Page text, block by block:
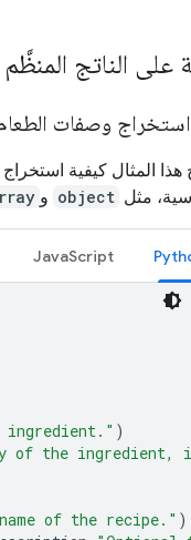
على الناتج المنظَّم
استخراج وصفات
مثل object و
JavaScript
ingredient." )
of the ingredient,
of the recipe." )